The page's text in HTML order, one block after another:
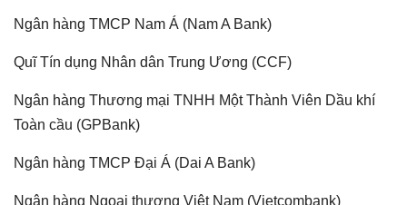
Ngân hàng TMCP Nam Á (Nam A Bank)
Quĩ Tín dụng Nhân dân Trung Ương (CCF)
Ngân hàng Thương mại TNHH Một Thành Viên Dầu khí
Toàn cầu (GPBank)
Ngân hàng TMCP Đại Á (Dai A Bank)
Ngân hàng Ngoại thương Việt Nam (Vietcombank)